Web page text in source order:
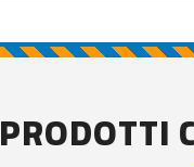
PRODOTTI